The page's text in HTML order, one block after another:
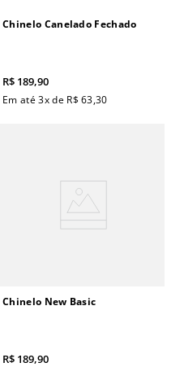
Chinelo Canelado Fechado
R$ 189,90
Em até3x de R$ 63,30
Chinelo New Basic
R$ 189,90